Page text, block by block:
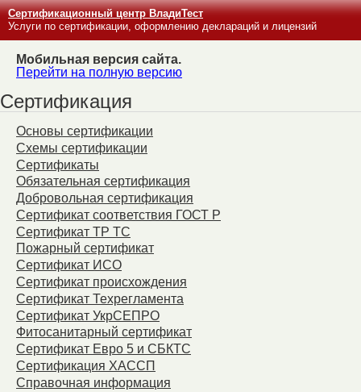
Сертификационный центр ВладиТест
Услуги по сертификации, оформлению деклараций и лицензий
Мобильная версия сайта.
Перейти на полную версию
Сертификация
Основы сертификации
Схемы сертификации
Сертификаты
Обязательная сертификация
Добровольная сертификация
Сертификат соответствия ГОСТ Р
Сертификат ТР ТС
Пожарный сертификат
Сертификат ИСО
Сертификат происхождения
Сертификат Техрегламента
Сертификат УкрСЕПРО
Фитосанитарный сертификат
Сертификат Евро 5 и СБКТС
Сертификация ХАССП
Справочная информация